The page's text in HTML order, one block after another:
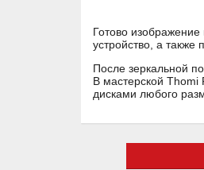
Готово
устройство, а также
После зеркальной
В мастерской Thomi
дисками любого